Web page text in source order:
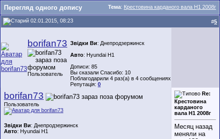
Тема: Крестовина карданого вала Н1 2008г
Перегляд одного допису
02.01.2015, 08:23 #5
borifan73
Пользователь
Звідки Ви: Днепродзержинск
Авто: Hyundai H1
Дописи: 85
Вы сказали Спасибо: 10
Поблагодарили 4 раз(а) в 4 сообщениях
Репутація: 0
borifan73
Пользователь
Звідки Ви: Днепродзержинск
Авто: Hyundai H1
Re:
Крестовина
карданого
вала Н1 2008г
Месяц назад
меняли на